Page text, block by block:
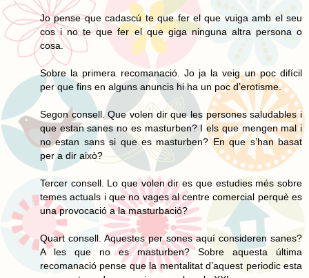
Jo pense que cadascú te que fer el que vuiga amb el seu
cos i no te que fer el que giga ninguna altra persona o
cosa.
Sobre la primera recomanació. Jo ja la veig un poc difícil
per que fins en alguns anuncis hi ha un poc d’erotisme.
Segon consell. Que volen dir que les persones saludables i
que estan sanes no es masturben? I els que mengen mal i
no estan sans si que es masturben? En que s’han basat
per a dir això?
Tercer consell. Lo que volen dir es que estudies més sobre
temes actuals i que no vages al centre comercial perquè es
una provocació a la masturbació?
Quart consell. Aquestes per sones aquí consideren sanes?
A les que no es masturben? Sobre aquesta última
recomanació pense que la mentalitat d’aquest periodic esta